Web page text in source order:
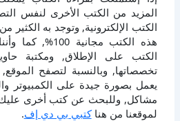
المزيد من الكتب الأخرى لنفس
الكتب الإلكترونية, وتوجد به الكثير
هذه الكتب
الكتب على الإطلاق, ومكتبة
يعمل بصورة جيدة على الكمبيوتر
مشاكل, وللبحث عن كتب أخرى عليك
لموقعنا من هناكتبي بي دي إف.